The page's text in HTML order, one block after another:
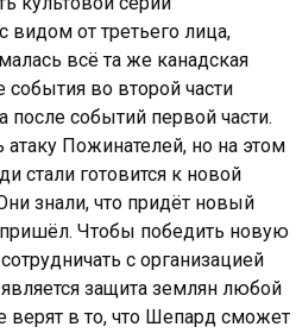
от третьего лица,
всё та же канадская
во второй части
после событий первой части.
Пожинателей, но на этом
стали готовится к новой
знали, что придёт новый
Чтобы победить новую
с организацией
защита землян любой
верят в то, что Шепард сможет